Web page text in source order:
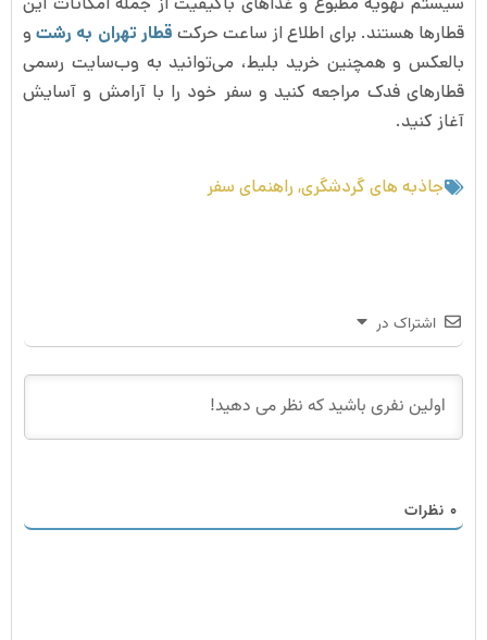
قطارها هستند. برای اطلاع از ساعت حرکت قطار تهران به رشتو
بالعکس و همچنین خرید بلیط، می‌توانید به وب‌سایت رسمی
قطارهای فدک مراجعه کنید و سفر خود را با آرامش و آسایش
آغاز کنید.
جاذبه های گردشگری, راهنمای سفر
اشتراک در
۰ نظرات